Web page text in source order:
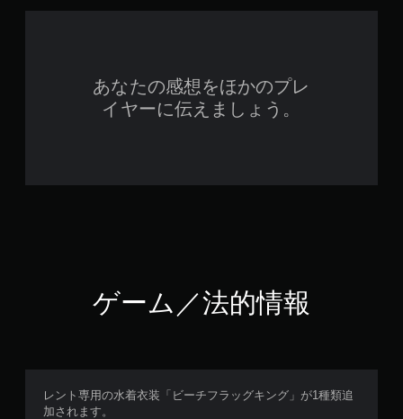
あなたの感想をほかのプレ
イヤーに伝えましょう。
ゲーム／法的情報
レント専用の水着衣装「ビーチフラッグキング」が1種類追
加されます。